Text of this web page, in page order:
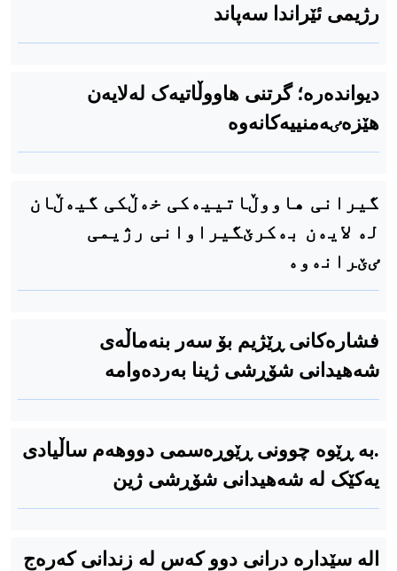
رژیمی ئێراندا سەپاند
دیواندەرە؛ گرتنی هاووڵاتیەک لەلایەن
هێزەٸەمنییەکانەوە
گیرانی هاووڵاتییەكی خەڵكی گیەڵان
لە لایەن بەكرێگیراوانی رژیمی
ٸێرانەوە
فشارەکانی ڕێژیم بۆ سەر بنەماڵەی
شەهیدانی شۆڕشی ژینا بەردەوامە
.بە ڕێوە چوونی ڕێوڕەسمی دووهەم ساڵیادی
یەکێک لە شەهیدانی شۆڕشی ژین
الە سێدارە درانی دوو کەس لە زندانی کەرەج